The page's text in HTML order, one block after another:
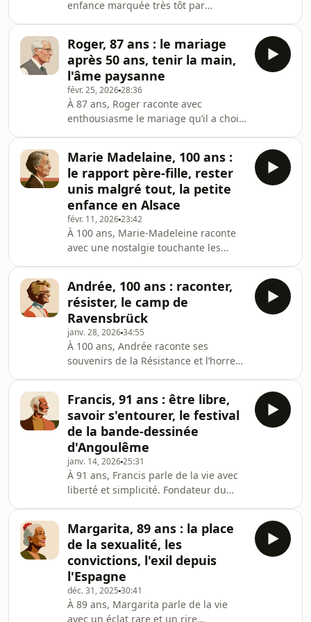
forme de retenue presque intacte,
comme p
enfance marquée très tôt par
guerre. .Devenue éducatrice, épouse
d’un militaire souvent loin d’elle, mère
de quatre enfants, elle construit
patiemment un foyer chaleureux,
ouvert, vivant. Sa maison ne
désemplit jamais : amis, voisins,
camarades de classe, enfants de
passage… Chez elle, on partage
Roger, 87 ans : le mariage
après 50 ans, tenir la main,
l'âme paysanne
févr. 25, 202628:36
À 87 ans, Roger raconte avec
enthousiasme le mariage qu’il a choisi
Pour lui, aimer, c’était d’abord tenir la
main, être présent, construire
doucement.Bienveillant et
profondément attaché à l’amitié, il
parle de Madame “Jo”, rencontrée à la
résidence, comme d’une évidence. Il
évoque souvent la notion de lien, de
fidélité, de sol
Marie Madelaine, 100 ans :
le rapport père-fille, rester
unis malgré tout, la petite
enfance en Alsace
févr. 11, 202623:42
À 100 ans, Marie-Madeleine raconte
avec une nostalgie touchante les
fait d’elle une femme joyeuse et
autrefois extravertie.Devenue mère
d’un enfant en situation de handicap,
elle partage la manière dont elle a su
rester unie à son mari malgré les
épreuves de la vie.Ses mots sont
simples, son intonation enthousiaste,
et elle g
Andrée, 100 ans : raconter,
résister, le camp de
Ravensbrück
janv. 28, 202634:55
À 100 ans, Andrée raconte ses
souvenirs de la Résistance et l’horreur
la plus haute distinction pour son
engagement, elle consacre
aujourd’hui sa vie à transmettre ces
récits, pour que ces histoires ne
tombent jamais dans l’oubli.Un
témoignage précieux, l’un des
derniers, qui nous rappelle les
sombres heures de l’Histoire.Hébergé
Francis, 91 ans : être libre,
savoir s'entourer, le festival
de la bande-dessinée
d'Angoulême
janv. 14, 202625:31
À 91 ans, Francis parle de la vie avec
liberté et simplicité. Fondateur du
souvenirs, ses rencontres et son
regard unique sur le monde, toujours
animé par la curiosité et
l'énergie.Dans cet épisode, il évoque
sa passion pour le 9ᵉ art, le goût de
l’aventure, de la découverte, et
Margarita, 89 ans : la place
de la sexualité, les
convictions, l'exil depuis
l'Espagne
déc. 31, 2025 30:41
À 89 ans, Margarita parle de la vie
avec un éclat rare et un rire